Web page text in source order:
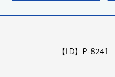
【ID】 P-8241